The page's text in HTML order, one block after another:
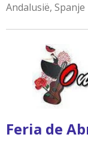
Andalusië, Spanje
Feria de